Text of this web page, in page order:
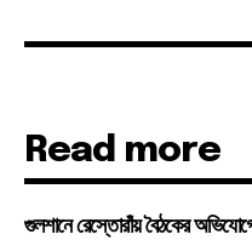
Read more
গুলশানে রেস্তোরাঁয় বৈঠকের